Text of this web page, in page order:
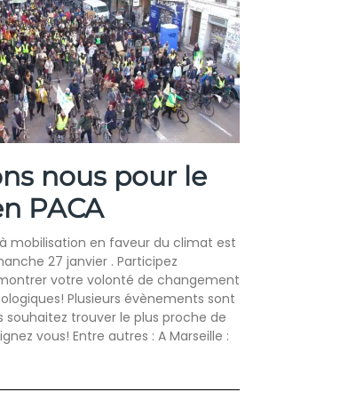
nous pour le
PACA
mobilisation en faveur du climat est
27 janvier . Participez
votre volonté de changement
Plusieurs évènements sont
souhaitez trouver le plus proche de
vous! Entre autres : A Marseille :